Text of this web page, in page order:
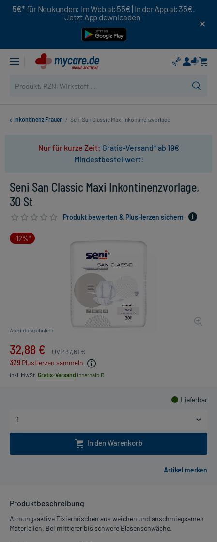
5€* für Neukunden: Im Web ab 55€ | In der App ab 35€.
Jetzt App downloaden
Inkontinenz Frauen / Seni San Classic Maxi Inkontinenzvorlage
Nur für kurze Zeit: Gratis-Versand* ab 19€
Mindestbestellwert!
Seni San Classic Maxi Inkontinenzvorlage,
30 St
Produkt bewerten & PlusHerzen sichern
-12%*
Abbildung ähnlich
32,88 € UVP37,61 €
329 PlusHerzen sammeln
inkl. MwSt. Gratis-Versand innerhalb D.
Lieferbar
In den Warenkorb
Produktbeschreibung
Atmungsaktive Fixierhöschen aus weichen und anschmiegsamen
Materialien. Bei mittlerer bis schwere Blasenschwäche.